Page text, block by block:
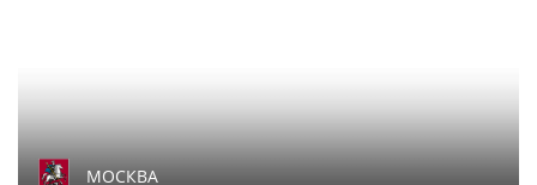
МОСКВА